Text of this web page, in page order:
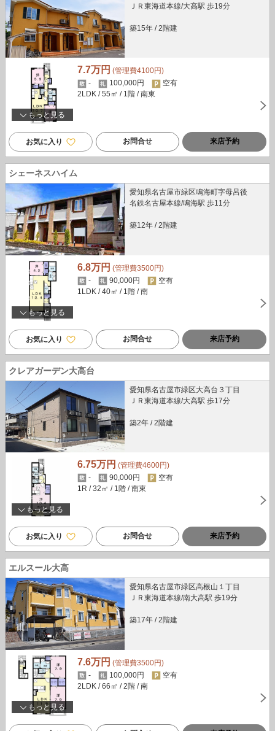
ＪＲ東海道本線/大高駅 歩19分
築15年 / 2階建
もっと見る
7.7万円 (管理費4100円)
-
100,000円
空有
2LDK / 55㎡ / 1階 / 南東
お気に入り お問合せ 来店予約
シェーネスハイム
愛知県名古屋市緑区鳴海町字母呂後
名鉄名古屋本線/鳴海駅 歩11分
築12年 / 2階建
もっと見る
6.8万円 (管理費3500円)
-
90,000円
空有
1LDK / 40㎡ / 1階 / 南
お気に入り お問合せ 来店予約
クレアガーデン大高台
愛知県名古屋市緑区大高台３丁目
ＪＲ東海道本線/大高駅 歩17分
築2年 / 2階建
もっと見る
6.75万円 (管理費4600円)
-
90,000円
空有
1R / 32㎡ / 1階 / 南東
お気に入り お問合せ 来店予約
エルスール大高
愛知県名古屋市緑区高根山１丁目
ＪＲ東海道本線/南大高駅 歩19分
築17年 / 2階建
もっと見る
7.6万円 (管理費3500円)
-
100,000円
空有
2LDK / 66㎡ / 2階 / 南